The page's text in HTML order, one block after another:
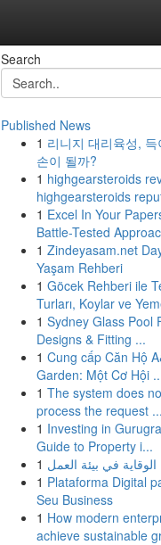
Search
Published News
1 리니지 대리육성,
손이 될까?
1 highgearsteroids
highgearsteroids
1 Excel In Your
Battle-Tested
1 Zindeyasam.net
Yaşam Rehberi
1 Göcek Rehberi ile
Turları, Koylar ve
1 Sydney Glass Pool
Designs & Fitting ...
1 Cung cấp Căn Hộ
Garden: Một Cơ Hội
1 The system does
process the request
1 Investing in
Guide to Property i...
1 الوقاية في بيئة العمل
1 Plataforma Digital
Seu Business
1 How modern
achieve sustainable